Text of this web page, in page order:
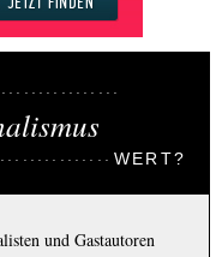
WERT?
und Gastautoren